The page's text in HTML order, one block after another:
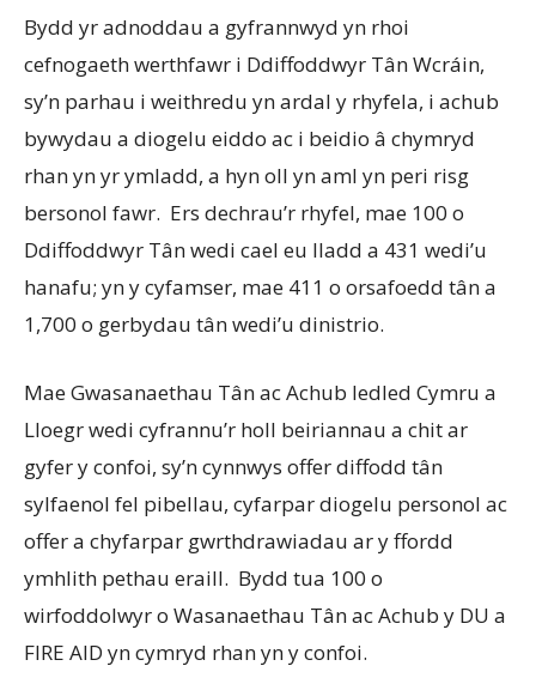
Bydd yr adnoddau a gyfrannwyd yn rhoi
cefnogaeth werthfawr i Ddiffoddwyr Tân Wcráin,
sy’n parhau i weithredu yn ardal y rhyfela, i achub
bywydau a diogelu eiddo ac i beidio â chymryd
rhan yn yr ymladd, a hyn oll yn aml yn peri risg
bersonol fawr. Ers dechrau’r rhyfel, mae 100 o
Ddiffoddwyr Tân wedi cael eu lladd a 431 wedi’u
hanafu; yn y cyfamser, mae 411 o orsafoedd tân a
1,700 o gerbydau tân wedi’u dinistrio.
Mae Gwasanaethau Tân ac Achub ledled Cymru a
Lloegr wedi cyfrannu’r holl beiriannau a chit ar
gyfer y confoi, sy’n cynnwys offer diffodd tân
sylfaenol fel pibellau, cyfarpar diogelu personol ac
offer a chyfarpar gwrthdrawiadau ar y ffordd
ymhlith pethau eraill. Bydd tua 100 o
wirfoddolwyr o Wasanaethau Tân ac Achub y DU a
FIRE AID yn cymryd rhan yn y confoi.